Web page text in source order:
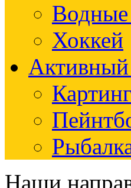
Водные
Хоккей
Картинг
Наши